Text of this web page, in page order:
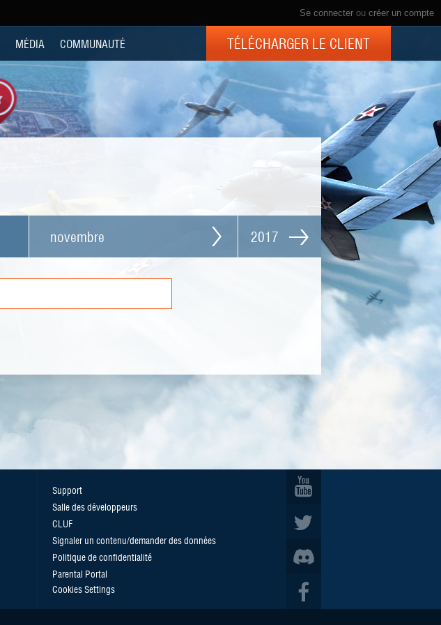
Se connecter ou créer un compte
MÉDIA COMMUNAUTÉ TÉLÉCHARGER LE CLIENT
novembre 2017
Support
Salle des développeurs
CLUF
Signaler un contenu/demander des données
Politique de confidentialité
Parental Portal
Cookies Settings